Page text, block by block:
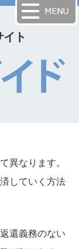
ト
異なります。
していく方法
還義務のない